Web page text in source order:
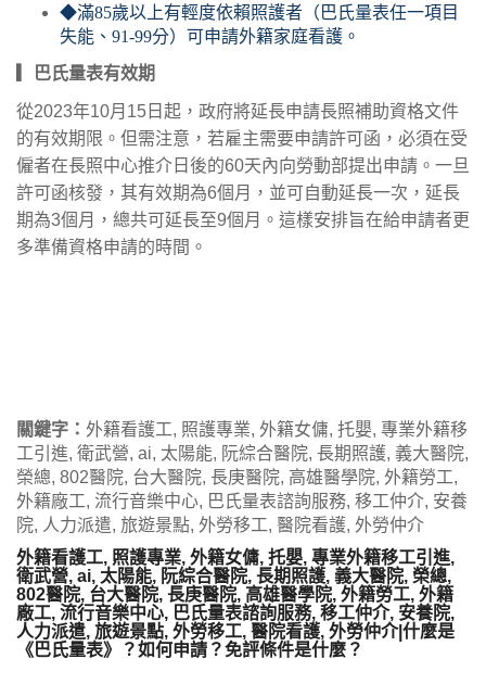
◆滿85歲以上有輕度依賴照護者（巴氏量表任一項目
失能、91-99分）可申請外籍家庭看護。
▎巴氏量表有效期
從2023年10月15日起，政府將延長申請長照補助資格文件
的有效期限。但需注意，若雇主需要申請許可函，必須在受
僱者在長照中心推介日後的60天內向勞動部提出申請。一旦
許可函核發，其有效期為6個月，並可自動延長一次，延長
期為3個月，總共可延長至9個月。這樣安排旨在給申請者更
多準備資格申請的時間。
關鍵字： 外籍看護工, 照護專業, 外籍女傭, 托嬰, 專業外籍移
工引進, 衛武營, ai, 太陽能, 阮綜合醫院, 長期照護, 義大醫院,
榮總, 802醫院, 台大醫院, 長庚醫院, 高雄醫學院, 外籍勞工,
外籍廠工, 流行音樂中心, 巴氏量表諮詢服務, 移工仲介, 安養
院, 人力派遣, 旅遊景點, 外勞移工, 醫院看護, 外勞仲介
外籍看護工, 照護專業, 外籍女傭, 托嬰, 專業外籍移工引進,
衛武營, ai, 太陽能, 阮綜合醫院, 長期照護, 義大醫院, 榮總,
802醫院, 台大醫院, 長庚醫院, 高雄醫學院, 外籍勞工, 外籍
廠工, 流行音樂中心, 巴氏量表諮詢服務, 移工仲介, 安養院,
人力派遣, 旅遊景點, 外勞移工, 醫院看護, 外勞仲介|什麼是
《巴氏量表》？如何申請？免評條件是什麼？